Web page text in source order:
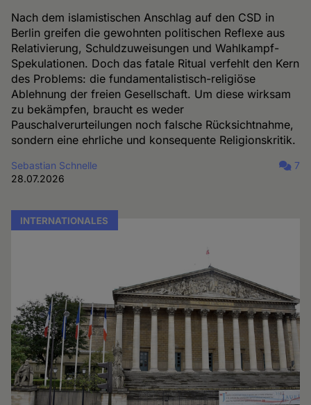
Nach dem islamistischen Anschlag auf den CSD in
Berlin greifen die gewohnten politischen Reflexe aus
Relativierung, Schuldzuweisungen und Wahlkampf-
Spekulationen. Doch das fatale Ritual verfehlt den Kern
des Problems: die fundamentalistisch-religiöse
Ablehnung der freien Gesellschaft. Um diese wirksam
zu bekämpfen, braucht es weder
Pauschalverurteilungen noch falsche Rücksichtnahme,
sondern eine ehrliche und konsequente Religionskritik.
Sebastian Schnelle
28.07.2026
7
INTERNATIONALES